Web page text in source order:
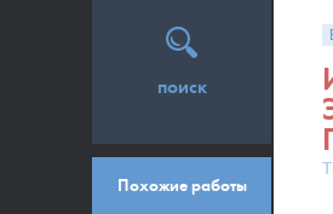
поиск
Похожие работы